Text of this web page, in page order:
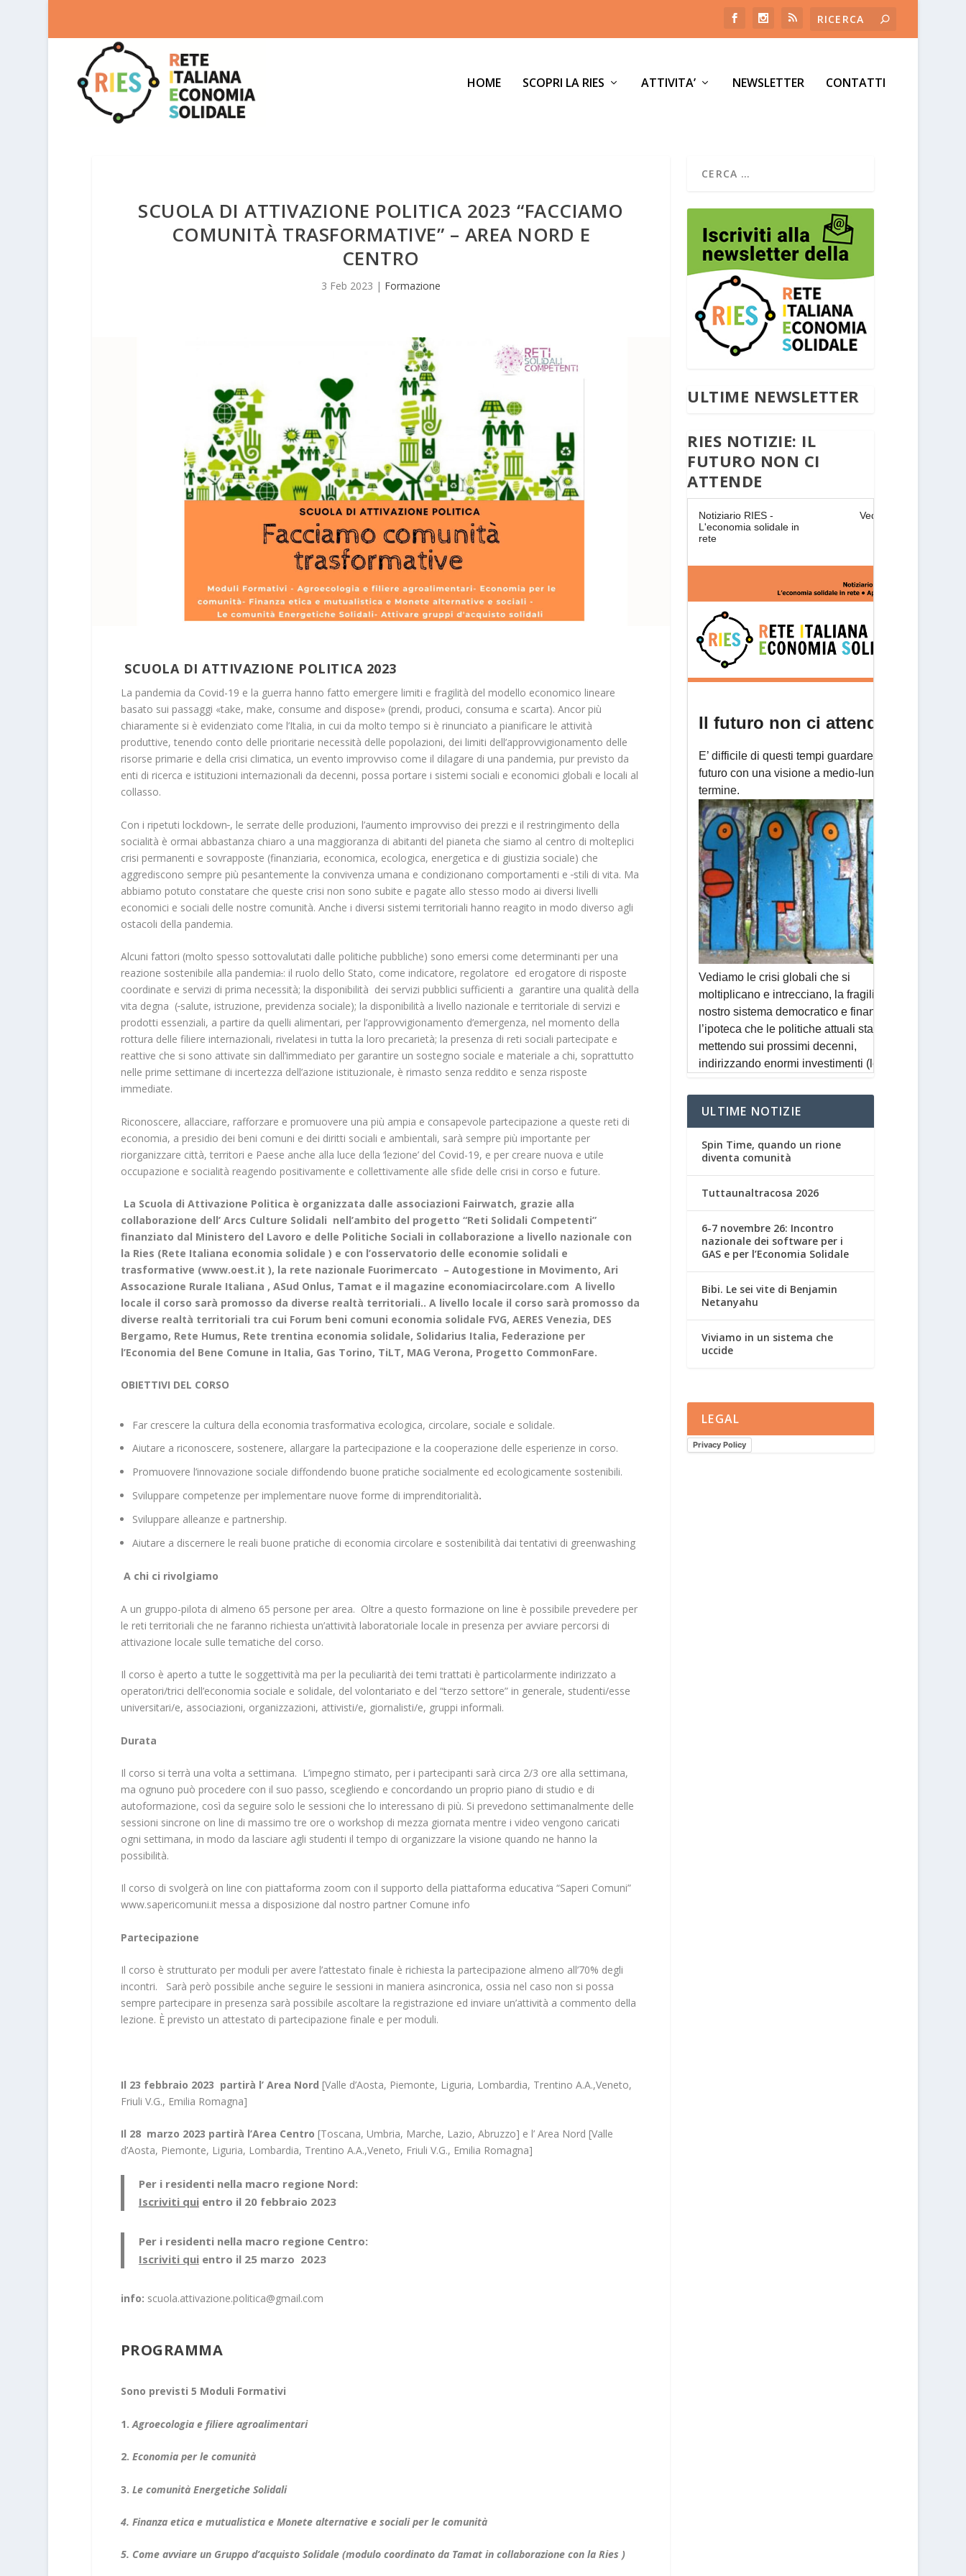
HOME SCOPRI LA RIES ATTIVITA’ NEWSLETTER CONTATTI
SCUOLA DI ATTIVAZIONE POLITICA 2023 “FACCIAMO
COMUNITÀ TRASFORMATIVE” – AREA NORD E
CENTRO
3 Feb 2023 | Formazione
SCUOLA DI ATTIVAZIONE POLITICA 2023
La pandemia da Covid-19 e la guerra hanno fatto emergere limiti e fragilità del modello economico lineare
basato sui passaggi «take, make, consume and dispose» (prendi, produci, consuma e scarta). Ancor più
chiaramente si è evidenziato come l’Italia, in cui da molto tempo si è rinunciato a pianificare le attività
produttive, tenendo conto delle prioritarie necessità delle popolazioni, dei limiti dell’approvvigionamento delle
risorse primarie e della crisi climatica, un evento improvviso come il dilagare di una pandemia, pur previsto da
enti di ricerca e istituzioni internazionali da decenni, possa portare i sistemi sociali e economici globali e locali al
collasso.
Con i ripetuti lockdown , le serrate delle produzioni, l’aumento improvviso dei prezzi e il restringimento della
socialità è ormai abbastanza chiaro a una maggioranza di abitanti del pianeta che siamo al centro di molteplici
crisi permanenti e sovrapposte (finanziaria, economica, ecologica, energetica e di giustizia sociale) che
aggrediscono sempre più pesantemente la convivenza umana e condizionano comportamenti e stili di vita. Ma
abbiamo potuto constatare che queste crisi non sono subite e pagate allo stesso modo ai diversi livelli
economici e sociali delle nostre comunità. Anche i diversi sistemi territoriali hanno reagito in modo diverso agli
ostacoli della pandemia.
Alcuni fattori (molto spesso sottovalutati dalle politiche pubbliche) sono emersi come determinanti per una
reazione sostenibile alla pandemia.: il ruolo dello Stato, come indicatore, regolatore ed erogatore di risposte
coordinate e servizi di prima necessità; la disponibilità dei servizi pubblici sufficienti a garantire una qualità della
vita degna ( salute, istruzione, previdenza sociale); la disponibilità a livello nazionale e territoriale di servizi e
prodotti essenziali, a partire da quelli alimentari, per l’approvvigionamento d’emergenza, nel momento della
rottura delle filiere internazionali, rivelatesi in tutta la loro precarietà; la presenza di reti sociali partecipate e
reattive che si sono attivate sin dall’immediato per garantire un sostegno sociale e materiale a chi, soprattutto
nelle prime settimane di incertezza dell’azione istituzionale, è rimasto senza reddito e senza risposte
immediate.
Riconoscere, allacciare, rafforzare e promuovere una più ampia e consapevole partecipazione a queste reti di
economia, a presidio dei beni comuni e dei diritti sociali e ambientali, sarà sempre più importante per
riorganizzare città, territori e Paese anche alla luce della ‘lezione’ del Covid-19, e per creare nuova e utile
occupazione e socialità reagendo positivamente e collettivamente alle sfide delle crisi in corso e future.
La Scuola di Attivazione Politica è organizzata dalle associazioni Fairwatch, grazie alla
collaborazione dell’ Arcs Culture Solidali nell’ambito del progetto “Reti Solidali Competenti”
finanziato dal Ministero del Lavoro e delle Politiche Sociali in collaborazione a livello nazionale con
la Ries (Rete Italiana economia solidale ) e con l’osservatorio delle economie solidali e
trasformative (www.oest.it ), la rete nazionale Fuorimercato – Autogestione in Movimento, Ari
Assocazione Rurale Italiana , ASud Onlus, Tamat e il magazine economiacircolare.com A livello
locale il corso sarà promosso da diverse realtà territoriali.. A livello locale il corso sarà promosso da
diverse realtà territoriali tra cui Forum beni comuni economia solidale FVG, AERES Venezia, DES
Bergamo, Rete Humus, Rete trentina economia solidale, Solidarius Italia, Federazione per
l’Economia del Bene Comune in Italia, Gas Torino, TiLT, MAG Verona, Progetto CommonFare.
OBIETTIVI DEL CORSO
Far crescere la cultura della economia trasformativa ecologica, circolare, sociale e solidale.
Aiutare a riconoscere, sostenere, allargare la partecipazione e la cooperazione delle esperienze in corso.
Promuovere l’innovazione sociale diffondendo buone pratiche socialmente ed ecologicamente sostenibili.
Sviluppare competenze per implementare nuove forme di imprenditorialità.
Sviluppare alleanze e partnership.
Aiutare a discernere le reali buone pratiche di economia circolare e sostenibilità dai tentativi di greenwashing
A chi ci rivolgiamo
A un gruppo-pilota di almeno 65 persone per area. Oltre a questo formazione on line è possibile prevedere per
le reti territoriali che ne faranno richiesta un’attività laboratoriale locale in presenza per avviare percorsi di
attivazione locale sulle tematiche del corso.
Il corso è aperto a tutte le soggettività ma per la peculiarità dei temi trattati è particolarmente indirizzato a
operatori/trici dell’economia sociale e solidale, del volontariato e del “terzo settore” in generale, studenti/esse
universitari/e, associazioni, organizzazioni, attivisti/e, giornalisti/e, gruppi informali.
Durata
Il corso si terrà una volta a settimana. L’impegno stimato, per i partecipanti sarà circa 2/3 ore alla settimana,
ma ognuno può procedere con il suo passo, scegliendo e concordando un proprio piano di studio e di
autoformazione, così da seguire solo le sessioni che lo interessano di più. Si prevedono settimanalmente delle
sessioni sincrone on line di massimo tre ore o workshop di mezza giornata mentre i video vengono caricati
ogni settimana, in modo da lasciare agli studenti il tempo di organizzare la visione quando ne hanno la
possibilità.
Il corso di svolgerà on line con piattaforma zoom con il supporto della piattaforma educativa “Saperi Comuni”
www.sapericomuni.itmessa a disposizione dal nostro partner Comune info
Partecipazione
Il corso è strutturato per moduli per avere l’attestato finale è richiesta la partecipazione almeno all’70% degli
incontri. Sarà però possibile anche seguire le sessioni in maniera asincronica, ossia nel caso non si possa
sempre partecipare in presenza sarà possibile ascoltare la registrazione ed inviare un’attività a commento della
lezione. È previsto un attestato di partecipazione finale e per moduli.
Il 23 febbraio 2023 partirà l’ Area Nord [Valle d’Aosta, Piemonte, Liguria, Lombardia, Trentino A.A.,Veneto,
Friuli V.G., Emilia Romagna]
Il 28 marzo 2023 partirà l’Area Centro [Toscana, Umbria, Marche, Lazio, Abruzzo] e l’ Area Nord [Valle
d’Aosta, Piemonte, Liguria, Lombardia, Trentino A.A.,Veneto, Friuli V.G., Emilia Romagna]
Per i residenti nella macro regione Nord:
Iscriviti quientro il 20 febbraio 2023
Per i residenti nella macro regione Centro:
Iscriviti qui entro il 25 marzo 2023
info: scuola.attivazione.politica@gmail.com
PROGRAMMA
Sono previsti 5 Moduli Formativi
1.Agroecologia e filiere agroalimentari
2. Economia per le comunità
3. Le comunità Energetiche Solidali
4. Finanza etica e mutualistica e Monete alternative e sociali per le comunità
5. Come avviare un Gruppo d’acquisto Solidale (modulo coordinato da Tamat in collaborazione con la Ries )
ULTIME NEWSLETTER
RIES NOTIZIE: IL
FUTURO NON CI
ATTENDE
ULTIME NOTIZIE
Spin Time, quando un rione
diventa comunità
Tuttaunaltracosa 2026
6-7 novembre 26: Incontro
nazionale dei software per i
GAS e per l’Economia Solidale
Bibi. Le sei vite di Benjamin
Netanyahu
Viviamo in un sistema che
uccide
LEGAL
Privacy Policy